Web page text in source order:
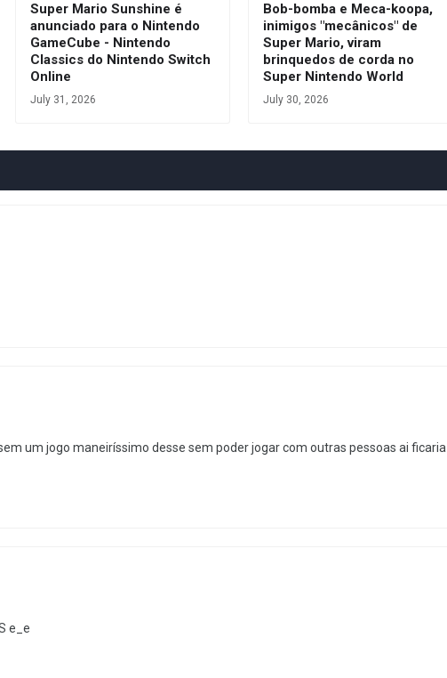
Super Mario Sunshine é
anunciado para o Nintendo
GameCube - Nintendo
Classics do Nintendo Switch
Online
July 31, 2026
Bob-bomba e Meca-koopa,
inimigos "mecânicos" de
Super Mario, viram
brinquedos de corda no
Super Nintendo World
July 30, 2026
um jogo maneiríssimo desse sem poder jogar com outras pessoas ai ficaria
e_e